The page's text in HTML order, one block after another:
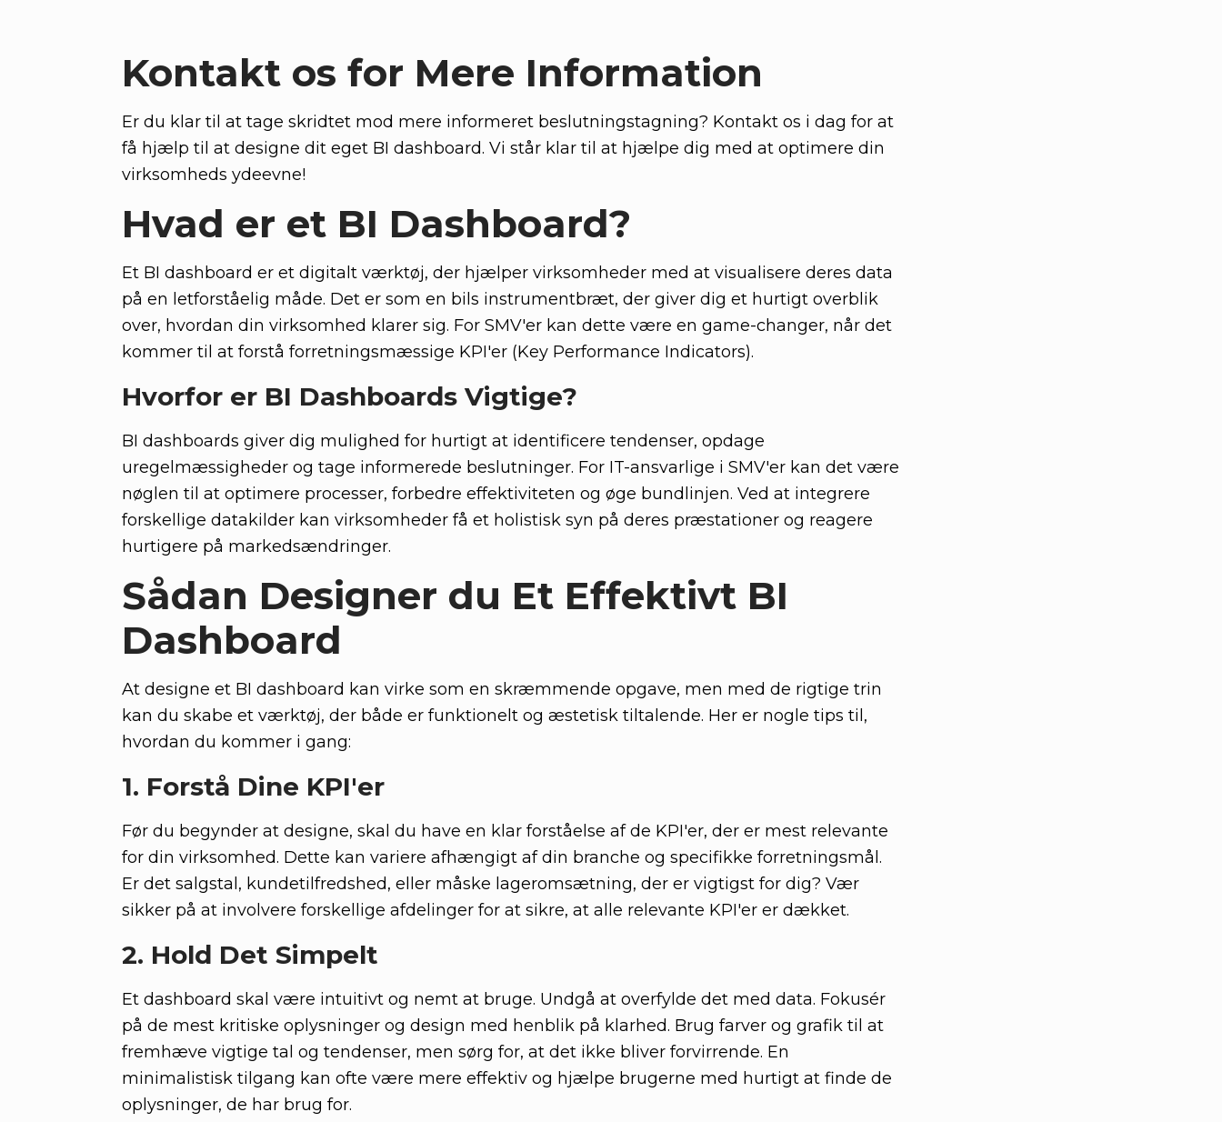
Kontakt os for Mere Information
Er du klar til at tage skridtet mod mere informeret beslutningstagning? Kontakt os i dag for at
få hjælp til at designe dit eget BI dashboard. Vi står klar til at hjælpe dig med at optimere din
virksomheds ydeevne!
Hvad er et BI Dashboard?
Et BI dashboard er et digitalt værktøj, der hjælper virksomheder med at visualisere deres data
på en letforståelig måde. Det er som en bils instrumentbræt, der giver dig et hurtigt overblik
over, hvordan din virksomhed klarer sig. For SMV'er kan dette være en game-changer, når det
kommer til at forstå forretningsmæssige KPI'er (Key Performance Indicators).
Hvorfor er BI Dashboards Vigtige?
BI dashboards giver dig mulighed for hurtigt at identificere tendenser, opdage
uregelmæssigheder og tage informerede beslutninger. For IT-ansvarlige i SMV'er kan det være
nøglen til at optimere processer, forbedre effektiviteten og øge bundlinjen. Ved at integrere
forskellige datakilder kan virksomheder få et holistisk syn på deres præstationer og reagere
hurtigere på markedsændringer.
Sådan Designer du Et Effektivt BI
Dashboard
At designe et BI dashboard kan virke som en skræmmende opgave, men med de rigtige trin
kan du skabe et værktøj, der både er funktionelt og æstetisk tiltalende. Her er nogle tips til,
hvordan du kommer i gang:
1. Forstå Dine KPI'er
Før du begynder at designe, skal du have en klar forståelse af de KPI'er, der er mest relevante
for din virksomhed. Dette kan variere afhængigt af din branche og specifikke forretningsmål.
Er det salgstal, kundetilfredshed, eller måske lageromsætning, der er vigtigst for dig? Vær
sikker på at involvere forskellige afdelinger for at sikre, at alle relevante KPI'er er dækket.
2. Hold Det Simpelt
Et dashboard skal være intuitivt og nemt at bruge. Undgå at overfylde det med data. Fokusér
på de mest kritiske oplysninger og design med henblik på klarhed. Brug farver og grafik til at
fremhæve vigtige tal og tendenser, men sørg for, at det ikke bliver forvirrende. En
minimalistisk tilgang kan ofte være mere effektiv og hjælpe brugerne med hurtigt at finde de
oplysninger, de har brug for.